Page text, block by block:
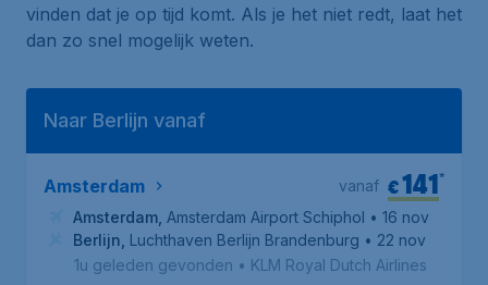
vinden dat je op tijd komt. Als je het niet redt, laat het
dan zo snel mogelijk weten.
Naar Berlijn vanaf
Amsterdam €141*
vanaf
Amsterdam Amsterdam Airport Schiphol • 16 nov
Berlijn Luchthaven Berlijn Brandenburg • 22 nov
1u geleden gevonden • KLM Royal Dutch Airlines